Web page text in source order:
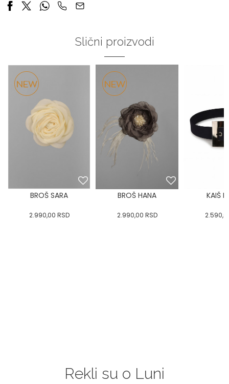
Slični proizvodi
BROŠ SARA
2.990,00 RSD
BROŠ HANA
2.990,00 RSD
KAIŠ
Rekli su o Luni